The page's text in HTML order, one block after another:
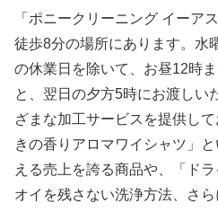
「ポニークリーニング イーア
徒歩8分の場所にあります。水
の休業日を除いて、お昼12時
と、翌日の夕方5時にお渡しい
ざまな加工サービスを提供し
きの香りアロマワイシャツ」
える売上を誇る商品や、「ド
オイを残さない洗浄方法、さ